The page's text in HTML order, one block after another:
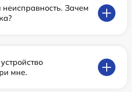
Зачем
мне.